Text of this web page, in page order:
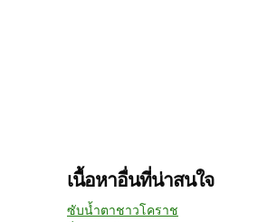
เนื้อหาอื่นที่น่าสนใจ
ซับน้ำตาชาวโคราช